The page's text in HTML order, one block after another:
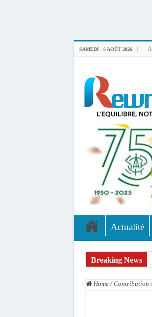
SAMEDI , 8 AOÛT 2026
Actualité
Breaking News
Home / Contribution /